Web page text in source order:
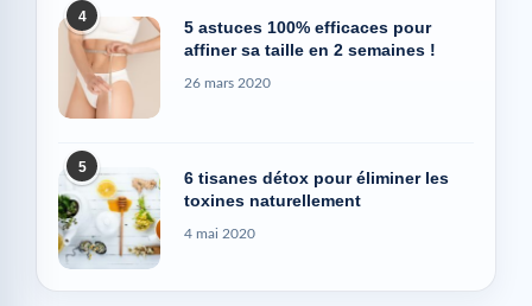
4
5 astuces 100% efficaces pour
affiner sa taille en 2 semaines !
26 mars 2020
5
6 tisanes détox pour éliminer les
toxines naturellement
4 mai 2020